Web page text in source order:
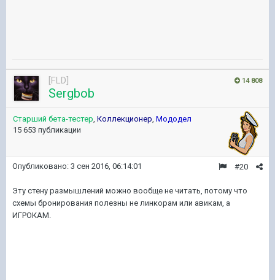
14 808
[FLD]
Sergbob
Старший бета-тестер, Коллекционер, Мододел
15 653 публикации
#20
Опубликовано: 3 сен 2016, 06:14:01
Эту стену размышлений можно вообще не читать, потому что
схемы бронирования полезны не линкорам или авикам, а
ИГРОКАМ.